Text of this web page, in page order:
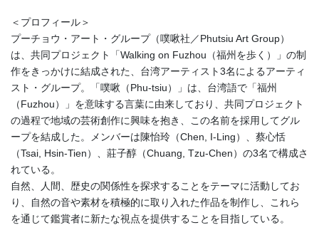
＜プロフィール＞
プーチョウ・アート・グループ（噗啾社／Phutsiu Art Group）
は、共同プロジェクト「Walking on Fuzhou（福州を歩く）」の制
作をきっかけに結成された、台湾アーティスト3名によるアーティ
スト・グループ。「噗啾（Phu-tsiu）」は、台湾語で「福州
（Fuzhou）」を意味する言葉に由来しており、共同プロジェクト
の過程で地域の芸術創作に興味を抱き、この名前を採用してグル
ープを結成した。メンバーは陳怡玲（Chen, I-Ling）、蔡心恬
（Tsai, Hsin-Tien）、莊子醇（Chuang, Tzu-Chen）の3名で構成さ
れている。
自然、人間、歴史の関係性を探求することをテーマに活動してお
り、自然の音や素材を積極的に取り入れた作品を制作し、これら
を通じて鑑賞者に新たな視点を提供することを目指している。